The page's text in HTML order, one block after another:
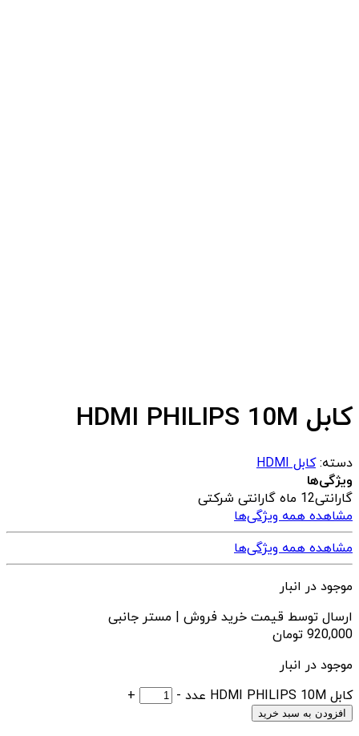
کابل HDMI PHILIPS 10M
دسته:کابل HDMI
ویژگی‌ها
گارانتی12 ماه گارانتی شرکتی
مشاهده همه ویژگی‌ها
مشاهده همه ویژگی‌ها
موجود در انبار
ارسال توسط قیمت خرید فروش | مستر جانبی
920,000 تومان
موجود در انبار
کابل HDMI PHILIPS 10M عدد
-
+
افزودن به سبد خرید